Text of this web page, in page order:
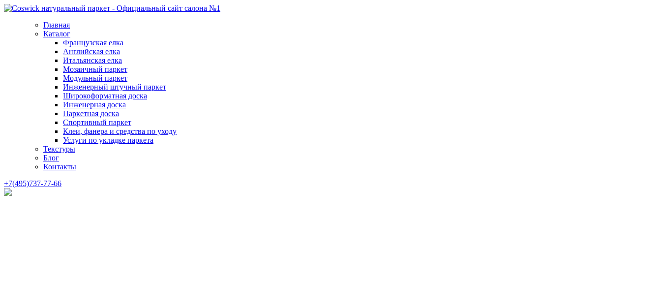
Главная
Каталог
Французская елка
Английская елка
Итальянская елка
Мозаичный паркет
Модульный паркет
Инженерный штучный паркет
Широкоформатная доска
Инженерная доска
Паркетная доска
Спортивный паркет
Клеи, фанера и средства по уходу
Услуги по укладке паркета
Текстуры
Блог
Контакты
+7(495)737-77-66